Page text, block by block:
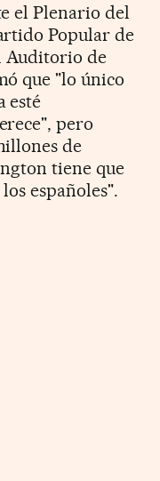
el Plenario del
Popular de
Auditorio de
que "lo único
esté
pero
de
tiene que
españoles".